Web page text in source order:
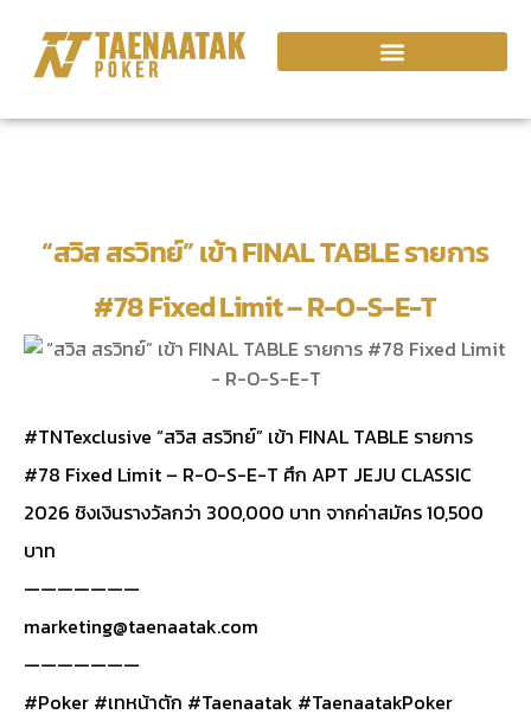
“สวิส สรวิทย์” เข้า FINAL TABLE รายการ
#78 Fixed Limit – R-O-S-E-T
#TNTexclusive “สวิส สรวิทย์” เข้า FINAL TABLE รายการ
#78 Fixed Limit – R-O-S-E-T ศึก APT JEJU CLASSIC
2026 ชิงเงินรางวัลกว่า 300,000 บาท จากค่าสมัคร 10,500
บาท
———————
marketing@taenaatak.com
———————
#Poker #เทหน้าตัก #Taenaatak #TaenaatakPoker